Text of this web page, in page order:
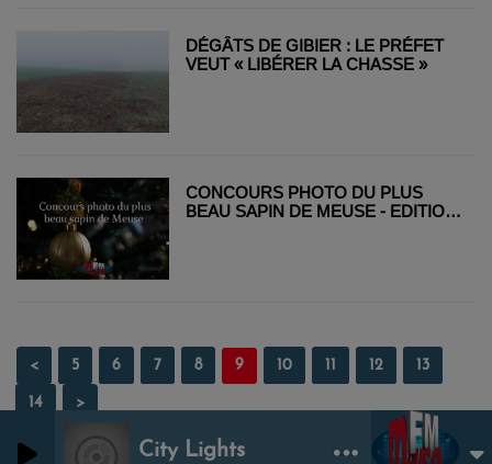
City Lights
DÉGÂTS DE GIBIER : LE PRÉFET
VEUT « LIBÉRER LA CHASSE »
CONCOURS PHOTO DU PLUS
BEAU SAPIN DE MEUSE - EDITION
< 5 6 7 8 9 10 12 13
14 >